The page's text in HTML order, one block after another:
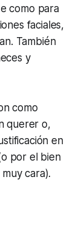
como para
faciales,
También
y
como
querer o,
en
por el bien
cara).